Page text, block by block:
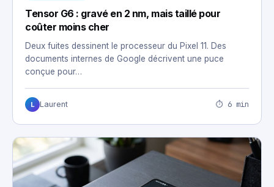
Tensor G6 : gravé en 2 nm, mais taillé pour
coûter moins cher
Deux fuites dessinent le processeur du Pixel 11. Des
documents internes de Google décrivent une puce
conçue pour…
L Laurent ⏱ 6 min